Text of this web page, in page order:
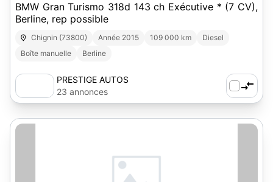
BMW Gran Turismo 318d 143 ch Exécutive * (7 CV),
Berline, rep possible
Chignin (73800) Année 2015 109 000 km
Diesel
Boîte manuelle
Berline
PRESTIGE AUTOS
23 annonces